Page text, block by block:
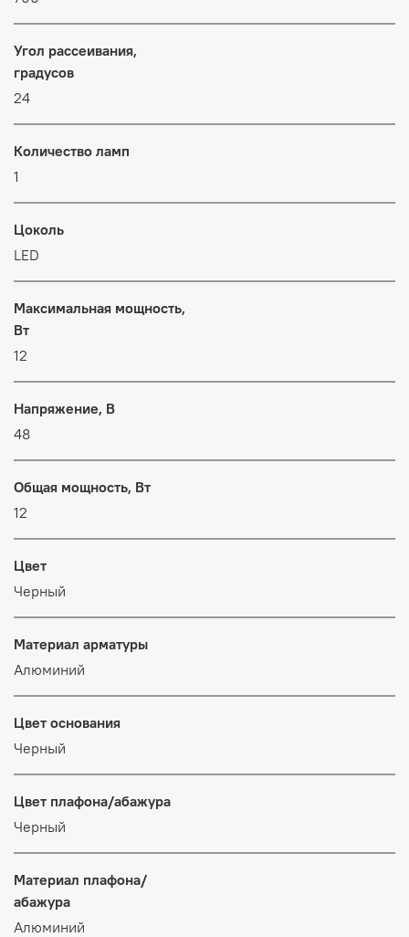
Угол рассеивания,
градусов
24
Количество ламп
1
Цоколь
LED
Максимальная мощность,
Вт
12
Напряжение, В
48
Общая мощность, Вт
12
Цвет
Черный
Материал арматуры
Алюминий
Цвет основания
Черный
Цвет плафона/абажура
Черный
Материал плафона/
абажура
Алюминий